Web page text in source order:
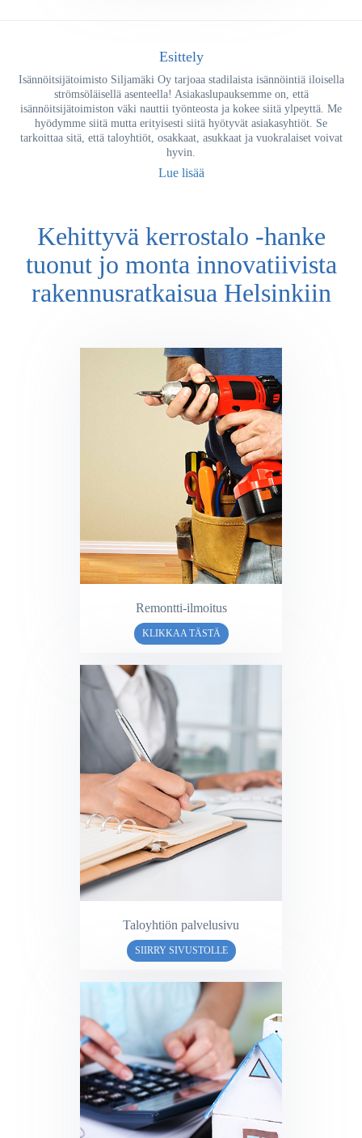
Esittely
Isännöitsijätoimisto Siljamäki Oy tarjoaa stadilaista isännöintiä iloisella
strömsöläisellä asenteella! Asiakaslupauksemme on, että
isännöitsijätoimiston väki nauttii työnteosta ja kokee siitä ylpeyttä. Me
hyödymme siitä mutta erityisesti siitä hyötyvät asiakasyhtiöt. Se
tarkoittaa sitä, että taloyhtiöt, osakkaat, asukkaat ja vuokralaiset voivat
hyvin.
Lue lisää
Kehittyvä kerrostalo -hanke
tuonut jo monta innovatiivista
rakennusratkaisua Helsinkiin
Remontti-ilmoitus
KLIKKAA TÄSTÄ
Taloyhtiön palvelusivu
SIIRRY SIVUSTOLLE